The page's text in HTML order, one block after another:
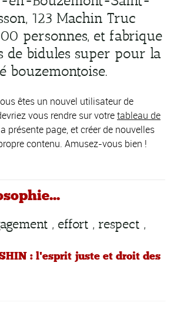
123 Machin Truc
personnes, et fabrique
de bidules super pour la
bouzemontoise.
êtes un nouvel utilisateur de
vous rendre sur votretableau de
présente page, et créer de nouvelles
contenu. Amusez-vous bien !
, effort , respect ,
: l'esprit juste et droit des